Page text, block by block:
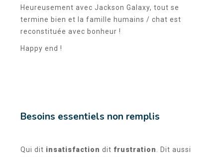
Heureusement avec Jackson Galaxy, tout se
termine bien et la famille humains / chat est
reconstituée avec bonheur !
Happy end !
Besoins essentiels non remplis
Qui dit insatisfaction dit frustration. Dit aussi